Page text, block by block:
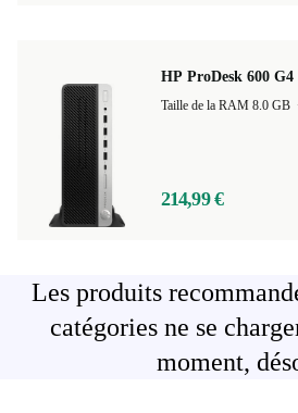
HP ProDesk 600 G4
Taille de la RAM 8.0 GB
214,99 €
Les produits
catégories ne se
moment,